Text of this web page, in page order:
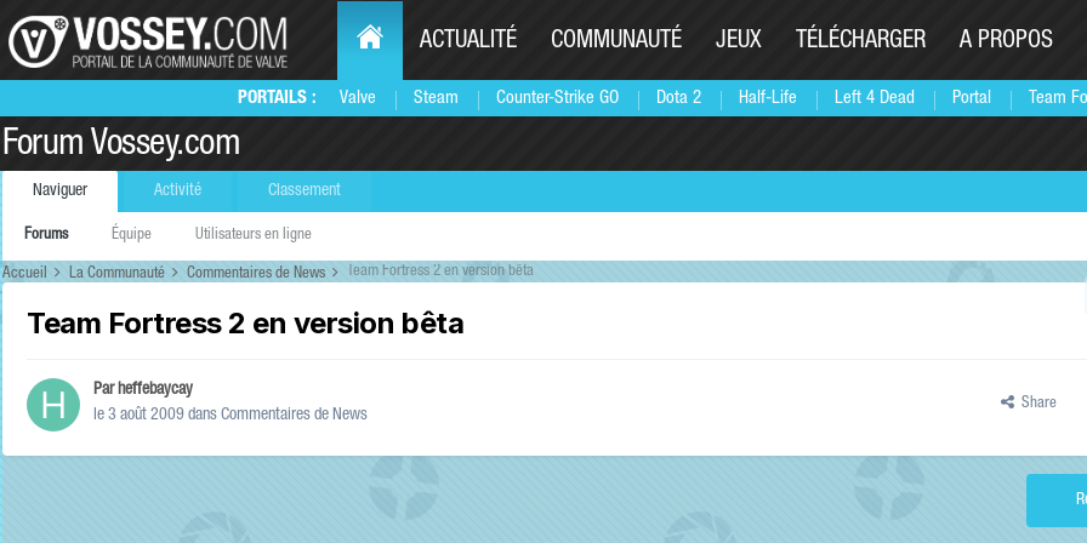
PORTAILS : Valve Steam Counter-Strike GO Dota 2 Half-Life Left 4 Dead Portal Team
ACTUALITÉ COMMUNAUTÉ JEUX TÉLÉCHARGER A PROPOS
Forum Vossey.com
Naviguer
Forums Équipe Utilisateurs en ligne
Activité Classement
Accueil La Communauté Commentaires de News Team Fortress 2 en version bêta
Team Fortress 2 en version bêta
Parheffebaycay
le 3 août 2009 dans Commentaires de News
Share